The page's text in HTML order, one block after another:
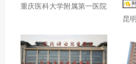
重庆医科大学附属第一医院
昆